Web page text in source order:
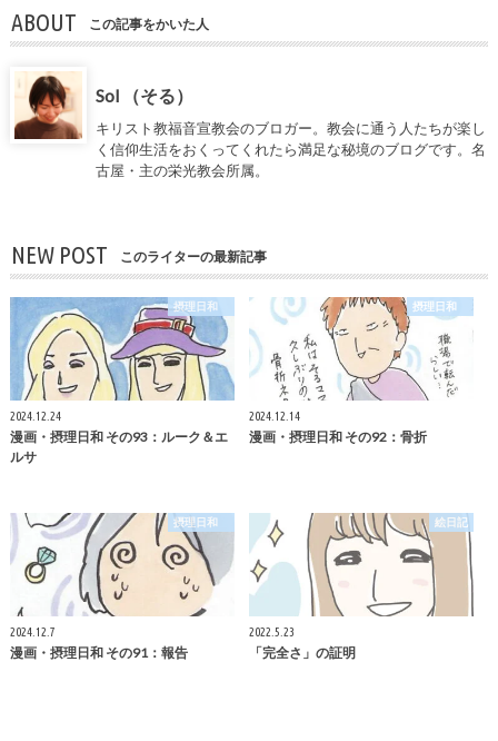
ABOUT この記事をかいた人
Sol （そる）
キリスト教福音宣教会のブロガー。教会に通う人たちが楽し
く信仰生活をおくってくれたら満足な秘境のブログです。名
古屋・主の栄光教会所属。
NEW POST このライターの最新記事
摂理日和
2024.12.24
漫画・摂理日和 その93：ルーク＆エ
ルサ
摂理日和
2024.12.14
漫画・摂理日和 その92：骨折
摂理日和
2024.12.7
漫画・摂理日和 その91：報告
絵日記
2022.5.23
「完全さ」の証明